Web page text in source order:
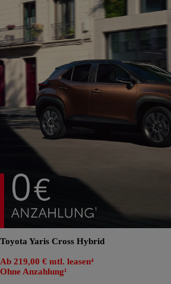
Toyota Yaris Cross Hybrid
Ab 219,00 € mtl. leasen⁴
Ohne Anzahlung¹